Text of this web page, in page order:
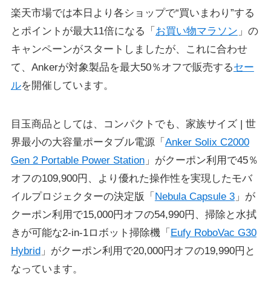
楽天市場では本日より各ショップで“買いまわり”する
とポイントが最大11倍になる「 お買い物マラソン 」の
キャンペーンがスタートしましたが、これに合わせ
て、Ankerが対象製品を最大50％オフで販売するセー
ルを開催しています。
目玉商品としては、コンパクトでも、家族サイズ | 世
界最小の大容量ポータブル電源「 Anker Solix C2000
Gen 2 Portable Power Station」がクーポン利用で45％
オフの109,900円、より優れた操作性を実現したモバ
イルプロジェクターの決定版「 Nebula Capsule 3」が
クーポン利用で15,000円オフの54,990円、掃除と水拭
きが可能な2-in-1ロボット掃除機「 Eufy RoboVac G30
Hybrid」がクーポン利用で20,000円オフの19,990円と
なっています。